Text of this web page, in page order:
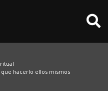
hacerlo ellos mismos